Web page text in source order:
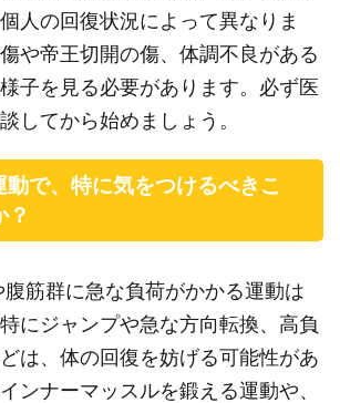
人の回復状況によって異なりま
や帝王切開の傷、体調不良がある
子を見る必要があります。必ず医
してから始めましょう。
で、特に気をつけるべきこ
？
筋群に急な負荷がかかる運動は
にジャンプや急な方向転換、高負
は、体の回復を妨げる可能性があ
ンナーマッスルを鍛える運動や、